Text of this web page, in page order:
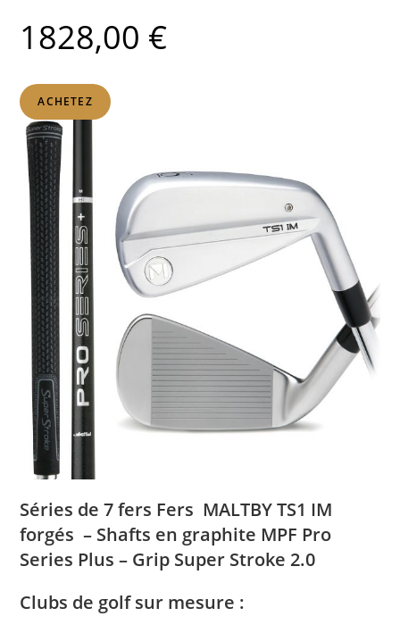
1828,00 €
ACHETEZ
Séries de 7 fers Fers MALTBY TS1 IM
forgés – Shafts en graphite MPF Pro
Series Plus – Grip Super Stroke 2.0
Clubs de golf sur mesure :